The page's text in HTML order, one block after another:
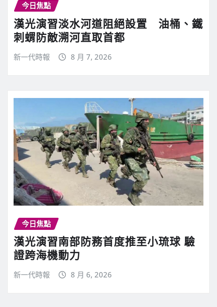
今日焦點
漢光演習淡水河道阻絕設置 油桶、鐵
刺蝟防敵溯河直取首都
新一代時報 8 月 7, 2026
今日焦點
漢光演習南部防務首度推至小琉球 驗
證跨海機動力
新一代時報 8 月 6, 2026